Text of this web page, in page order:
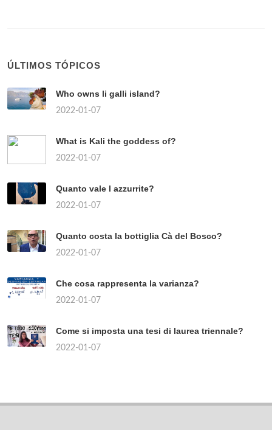
ÚLTIMOS TÓPICOS
Who owns li galli island?
2022-01-07
What is Kali the goddess of?
2022-01-07
Quanto vale l azzurrite?
2022-01-07
Quanto costa la bottiglia Cà del Bosco?
2022-01-07
Che cosa rappresenta la varianza?
2022-01-07
Come si imposta una tesi di laurea triennale?
2022-01-07